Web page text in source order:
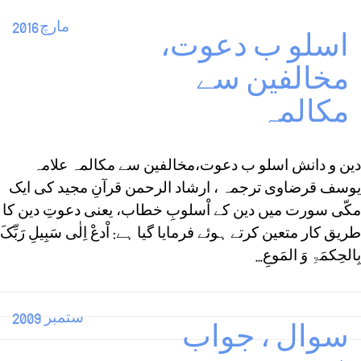
مارچ2016
اسلو ب دعوت،
مخالفین سے
مکالمہ
دین و دانش اسلو ب دعوت،مخالفین سے مکالمہ علامہ
یوسف قرضاوی ترجمہ ، ارشاد الرحمن قرآنِ مجید کی ایک
مکّی سورت میں دین کے اْسلوبِ خطاب، یعنی دعوتِ دین کا
طریق کار متعین کرتے ہوئے فرمایا گیا ہے: اْدعْ اِلٰی سَبِیلِ رَبِّکَ
بِالحِکمَۃِ وَ المَوعِ...
ستمبر 2009
سوال ، جواب